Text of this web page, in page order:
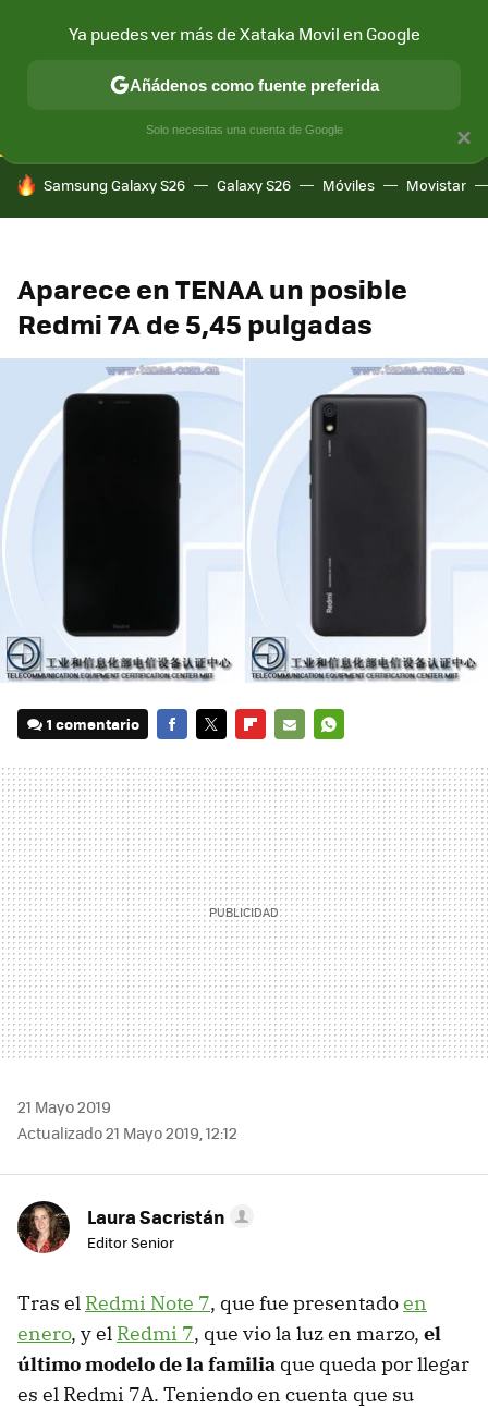
CONECTIVIDAD MÓVIL Y SOCIEDAD APLICACIONES
HOY SE HABLA DE
Samsung Galaxy S26 Galaxy S26 Móviles Movistar
Aparece en TENAA un posible
Redmi 7A de 5,45 pulgadas
1 comentario
MAIL
21 Mayo 2019
Actualizado 21 Mayo 2019, 12:12
Laura Sacristán
Editor Senior
Tras el Redmi Note 7, que fue presentadoen
enero, y el Redmi 7, que vio la luz en marzo, el
último modelo de la familia que queda por llegar
es el Redmi 7A. Teniendo en cuenta que su
×
Ya puedes ver más de Xataka Movil en Google
Añádenos como fuente preferida
Solo necesitas una cuenta de Google